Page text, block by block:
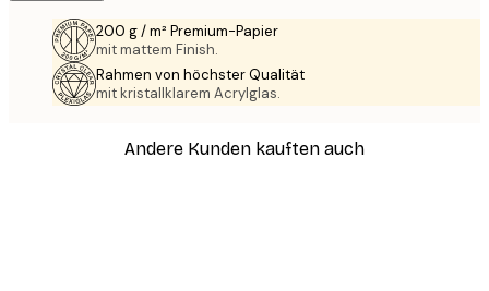
200 g / m² Premium-Papier
mit mattem Finish.
Rahmen von höchster Qualität
mit kristallklarem Acrylglas.
Andere Kunden kauften auch